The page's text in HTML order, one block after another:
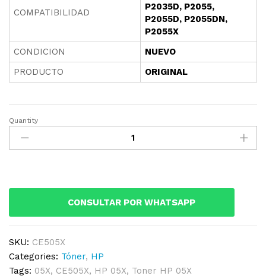
COMPATIBILIDAD
P2035D, P2055,
P2055D, P2055DN,
P2055X
CONDICION
NUEVO
PRODUCTO
ORIGINAL
TONER
HP
05X
P2055DN
quantity
Quantity
CONSULTAR POR WHATSAPP
SKU: CE505X
Categories: Tóner, HP
Tags: 05X, CE505X, HP 05X, Toner HP 05X